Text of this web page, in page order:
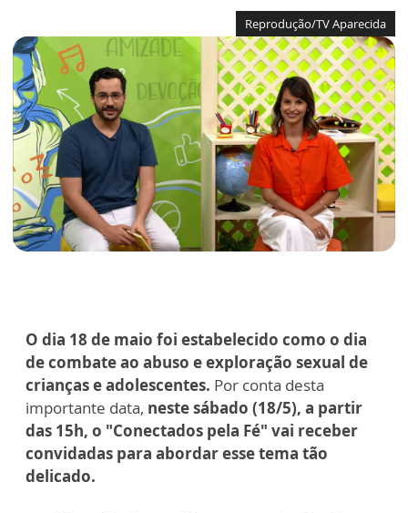
Reprodução/TV Aparecida
O dia 18 de maio foi estabelecido como o dia
de combate ao abuso e exploração sexual de
crianças e adolescentes. Por conta desta
importante data, neste sábado (18/5), a partir
das 15h, o "Conectados pela Fé" vai receber
convidadas para abordar esse tema tão
delicado.